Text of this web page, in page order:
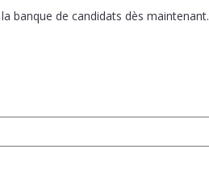
banque de candidats dès maintenant.